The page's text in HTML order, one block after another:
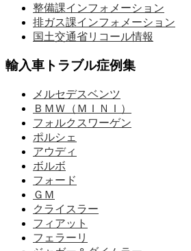
整備課インフォメーション
排ガス課インフォメーション
国土交通省リコール情報
輸入車トラブル症例集
メルセデスベンツ
ＢＭＷ（ＭＩＮＩ）
フォルクスワーゲン
ポルシェ
アウディ
ボルボ
フォード
ＧＭ
クライスラー
フィアット
フェラーリ